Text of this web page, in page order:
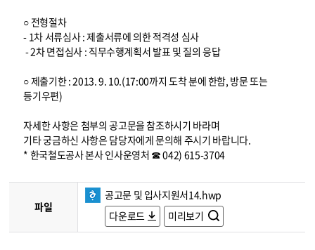
○ 전형절차
- 1차 서류심사 : 제출서류에 의한 적격성 심사
- 2차 면접심사 : 직무수행계획서 발표 및 질의 응답
○ 제출기한 : 2013. 9. 10.(17:00까지 도착 분에 한함, 방문 또는
등기우편)
자세한 사항은 첨부의 공고문을 참조하시기 바라며
기타 궁금하신 사항은 담당자에게 문의해 주시기 바랍니다.
* 한국철도공사 본사 인사운영처 ☎ 042) 615-3704
파일
공고문 및 입사지원서14.hwp
다운로드
미리보기